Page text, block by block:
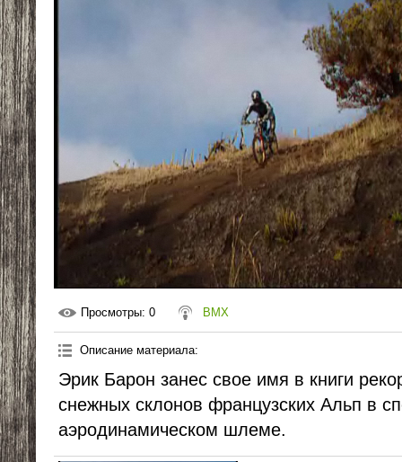
Просмотры: 0 BMX
Описание материала:
Эрик Барон занес свое имя в книги
снежных склонов французских Альп в
аэродинамическом шлеме.